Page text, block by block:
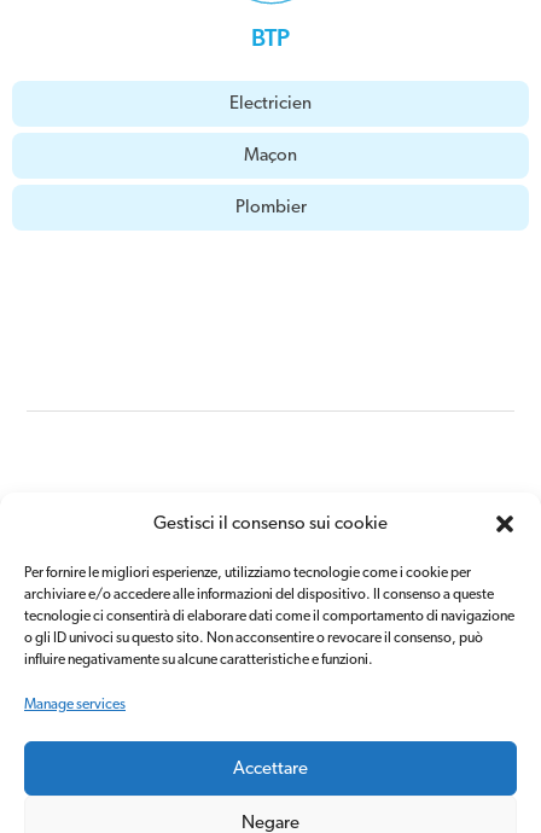
Gestisci il consenso sui cookie
Per fornire le migliori esperienze, utilizziamo tecnologie come i cookie per
archiviare e/o accedere alle informazioni del dispositivo.
Il consenso a queste
tecnologie ci consentirà di elaborare dati come il comportamento di navigazione
o gli ID univoci su questo sito. Non acconsentire o revocare il consenso, può
influire negativamente su alcune caratteristiche e funzioni.
Manage services
Accettare
Negare
BTP
Electricien
Maçon
Plombier
Area Candidati
Contatti
Canale di
segnalazione
Carta dei servizi
Copyright © 2020 Mistertemp’ group